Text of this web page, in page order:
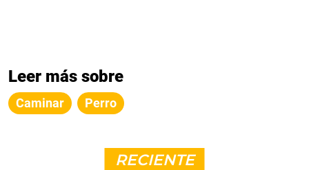
Leer más sobre
Caminar Perro
RECIENTE